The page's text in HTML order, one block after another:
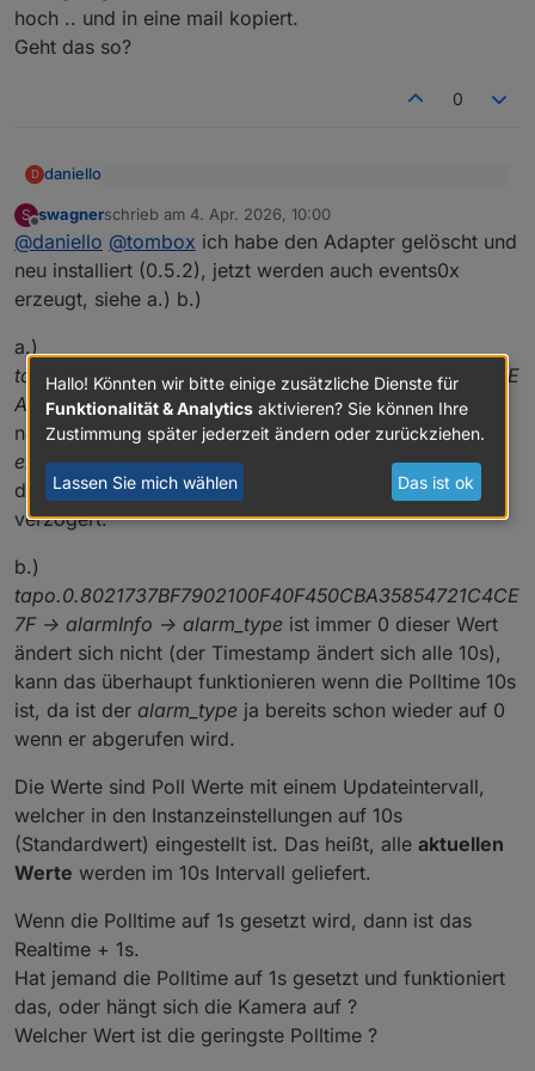
hoch .. und in eine mail kopiert.
Geht das so?
0
D daniello
@daniellodann mal ein debug log per mail
tombox2020@gmail.com
debug angeworfen .. runter vor die cam und wieder
hoch .. und in eine mail kopiert.
Geht das so?
S
Offline
swagnerschrieb am 4. Apr. 2026, 10:00
zuletzt editiert von
@daniello @tombox ich habe den Adapter gelöscht und
neu installiert (0.5.2), jetzt werden auch events0x
erzeugt, siehe a.) b.)
a.)
tapo.0.8021737BF7902100F40F450CBA35854721C4CE
AA -> detection -> events0x -> alarm_typehabe ich je
nach Erkennung 2 oder 6 mit demstart_timeund
end_timeinformationen, diese Werte ändern sich mit
der default Polltime von 10s, d.h. alle events sind 10s
verzögert.
b.)
tapo.0.8021737BF7902100F40F450CBA35854721C4CE
7F -> alarmInfo -> alarm_type ist immer 0 dieser Wert
ändert sich nicht (der Timestamp ändert sich alle 10s),
kann das überhaupt funktionieren wenn die Polltime 10s
ist, da ist der alarm_type ja bereits schon wieder auf 0
wenn er abgerufen wird.
Die Werte sind Poll Werte mit einem Updateintervall,
welcher in den Instanzeinstellungen auf 10s
(Standardwert) eingestellt ist. Das heißt, alle aktuellen
Werte werden im 10s Intervall geliefert.
Wenn die Polltime auf 1s gesetzt wird, dann ist das
Realtime + 1s.
Hat jemand die Polltime auf 1s gesetzt und funktioniert
das, oder hängt sich die Kamera auf ?
Welcher Wert ist die geringste Polltime ?
Hallo! Könnten wir bitte einige zusätzliche Dienste für
Funktionalität & Analytics aktivieren? Sie können Ihre
Zustimmung später jederzeit ändern oder zurückziehen.
Lassen Sie mich wählen Das ist ok